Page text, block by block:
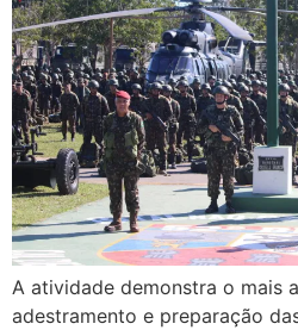
A atividade demonstra o mais
adestramento e preparação